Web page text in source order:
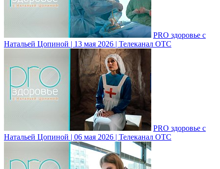
PRO здоровье с
Натальей Цопиной | 13 мая 2026 | Телеканал ОТС
PRO здоровье с
Натальей Цопиной | 06 мая 2026 | Телеканал ОТС